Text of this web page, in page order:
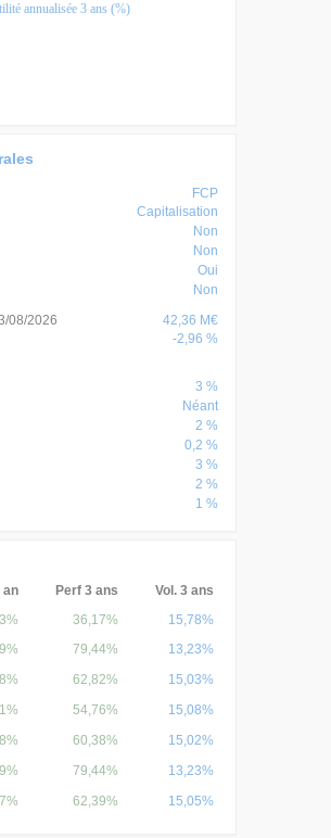
annualisée 3 ans (%)
FCP
Capitalisation
Non
Non
Oui
Non
08/2026
42,36 M€
-2,96 %
3 %
Néant
2 %
0,2 %
3 %
2 %
1 %
an Perf 3 ans
Vol. 3 ans
36,17%
15,78%
79,44% 13,23%
62,82% 15,03%
54,76% 15,08%
60,38% 15,02%
79,44% 13,23%
62,39% 15,05%